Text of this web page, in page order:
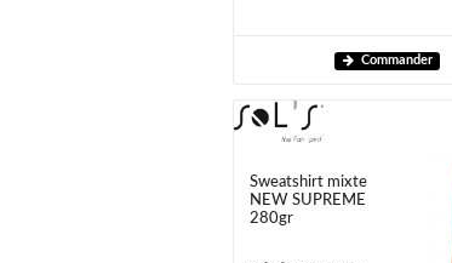
Commander
Sweatshirt mixte
NEW SUPREME
280gr